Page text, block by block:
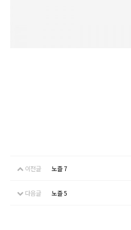
이전글 노즐 7
다음글 노즐 5